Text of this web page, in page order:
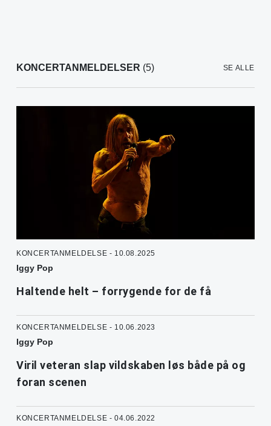
KONCERTANMELDELSER (5) SE ALLE
KONCERTANMELDELSE - 10.08.2025
Iggy Pop
Haltende helt – forrygende for de få
KONCERTANMELDELSE - 10.06.2023
Iggy Pop
Viril veteran slap vildskaben løs både på og
foran scenen
KONCERTANMELDELSE - 04.06.2022